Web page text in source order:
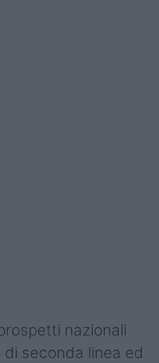
nazionali
seconda linea ed